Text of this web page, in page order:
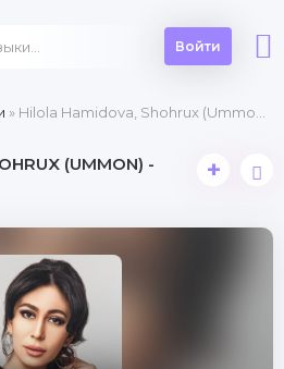
Войти
» Hilola Hamidova, Shohrux (Ummon) - MashUp
(UMMON) -
+